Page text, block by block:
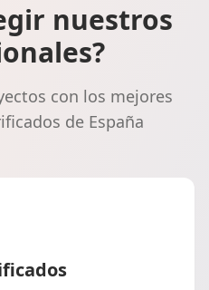
nuestros
con los mejores
de España